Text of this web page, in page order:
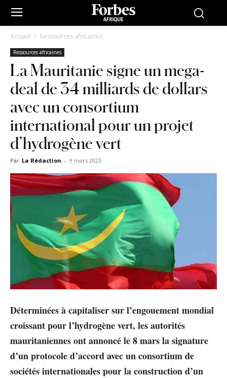
Accueil Ressources africaines
Ressources africaines
La Mauritanie signe un mega-
deal de 34 milliards de dollars
avec un consortium
international pour un projet
d’hydrogène vert
Par La Rédaction - 9 mars 2023
Déterminées à capitaliser sur l’engouement mondial
croissant pour l’hydrogène vert, les autorités
mauritaniennes ont annoncé le 8 mars la signature
d’un protocole d’accord avec un consortium de
sociétés internationales pour la construction d’un